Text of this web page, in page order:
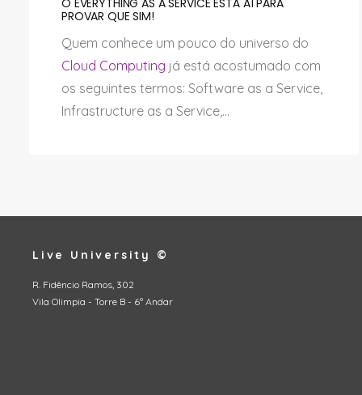
PROVAR QUE SIM!
Quem conhece um pouco do universo do
Cloud Computing já está acostumado com
os seguintes termos: Software as a Service,
Infrastructure as a Service,...
Live University ©
R. Fidêncio Ramos, 302
Vila Olimpia - Torre B - 6º Andar